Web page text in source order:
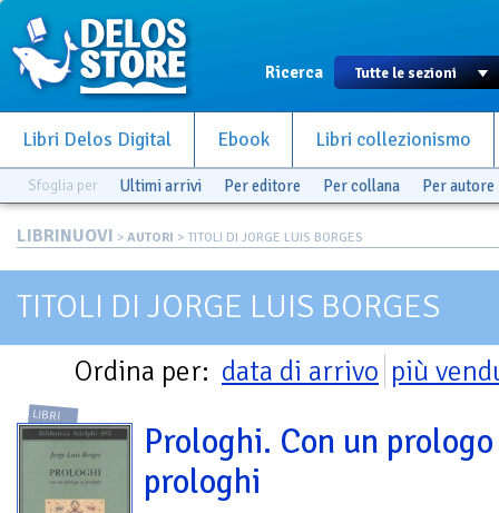
Ricerca
Libri Delos Digital Ebook Libri collezionismo
Sfoglia per Ultimi arrivi Per editore Per collana Per autore
LIBRINUOVI > AUTORI > TITOLI DI JORGE LUIS BORGES
TITOLI DI JORGE LUIS BORGES
Ordina per: data di arrivo più
LIBRI
Prologhi. Con un
prologhi